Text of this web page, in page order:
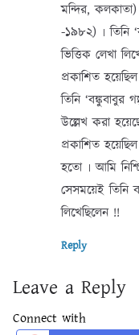
মন্দির,
-১৯৮২) ৷ তিনি
ভিত্তিক লেখা
প্রকাশিত
তিনি ‘বঙ্কুবাবুর
উল্লেখ করা
প্রকাশিত
হতো ৷ আমি
সেসময়েই তিনি
লিখেছিলেন !!
Reply
Leave a Reply
Connect with